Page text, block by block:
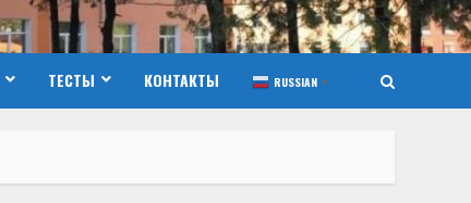
ТЕСТЫ КОНТАКТЫ RUSSIAN ▼